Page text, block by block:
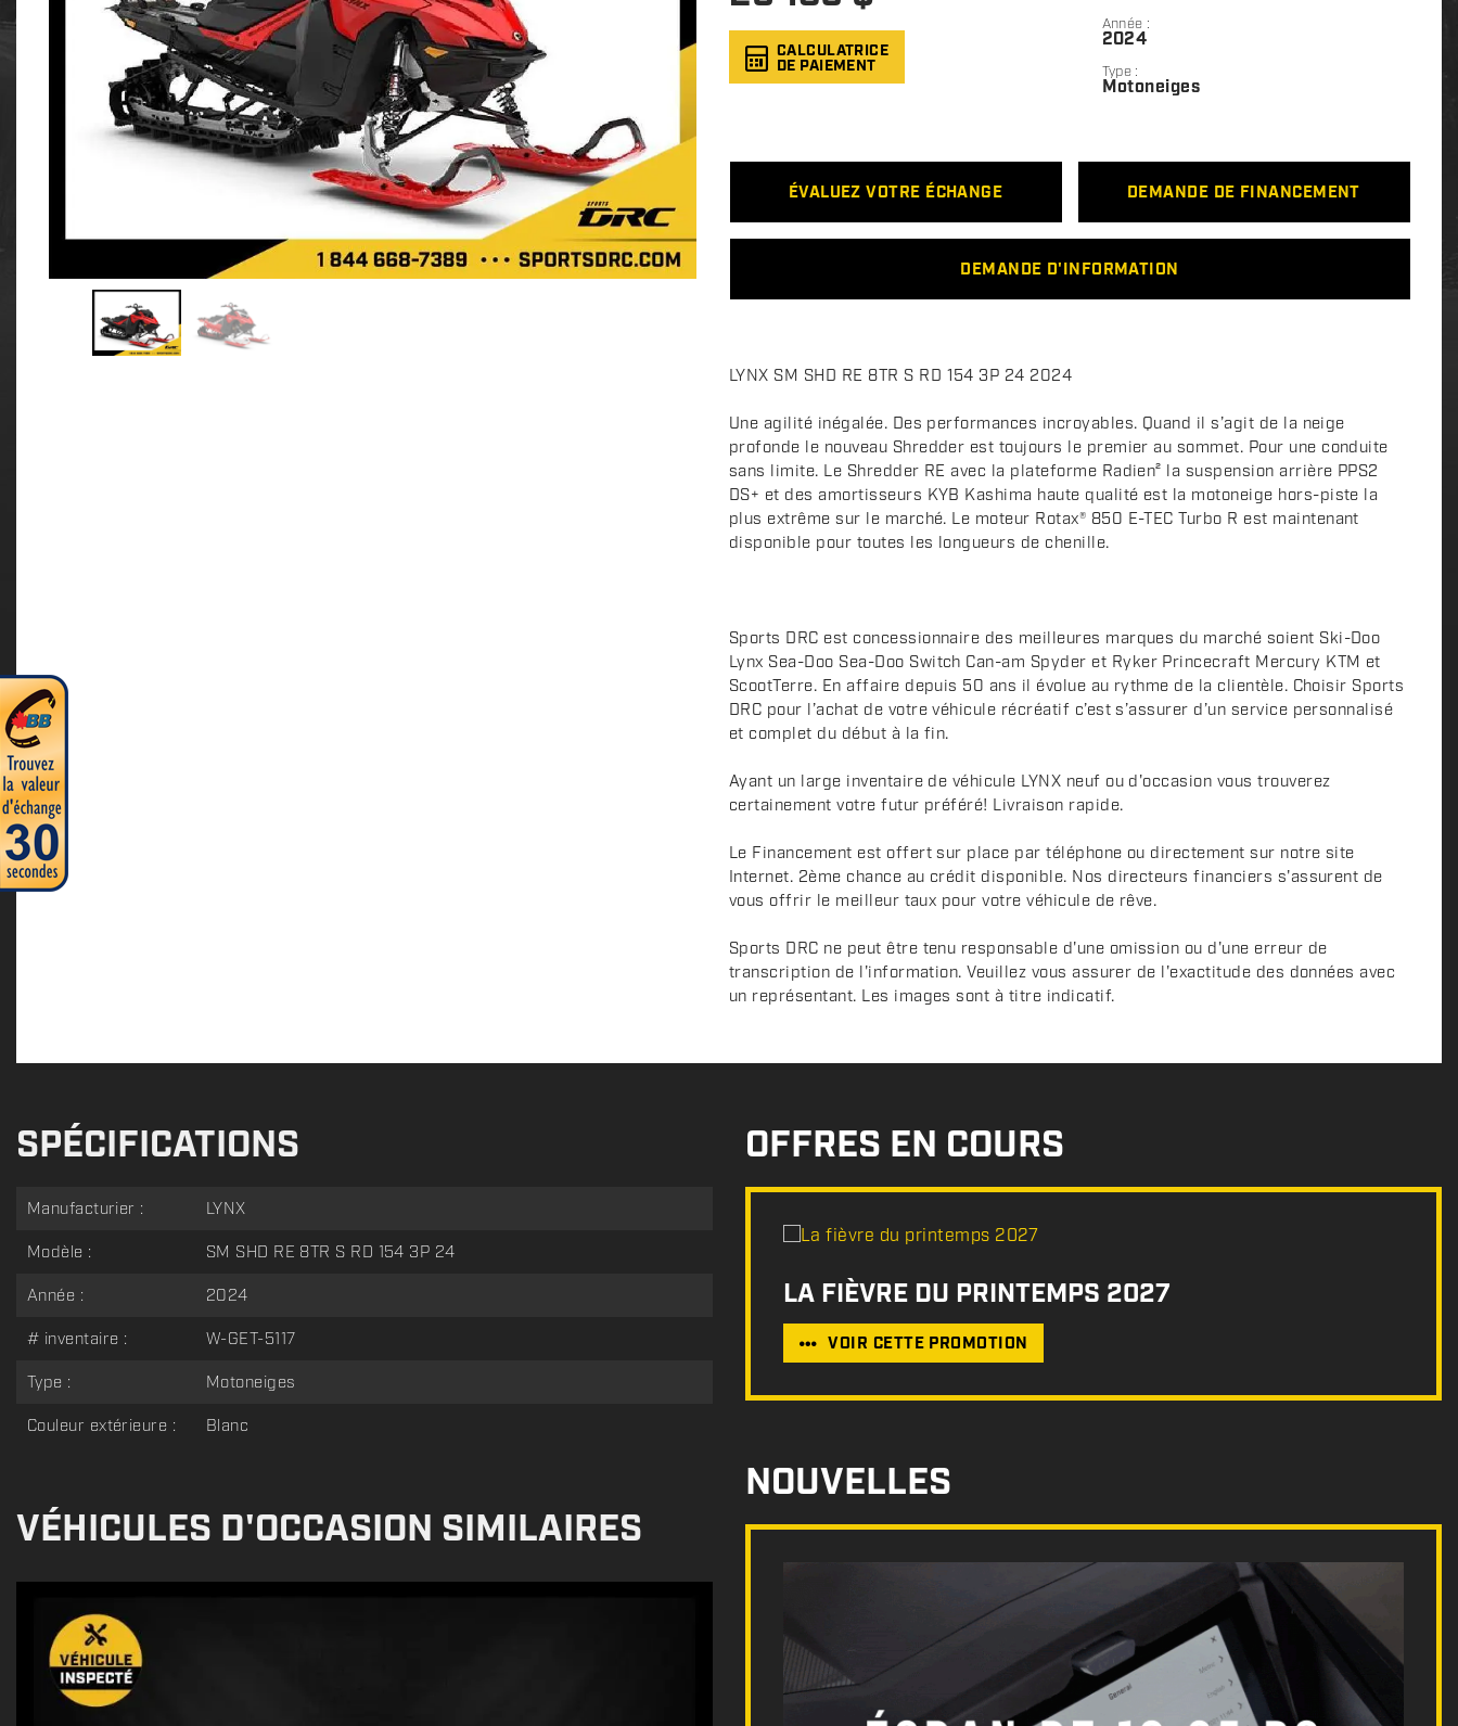
CALCULATRICE
DE PAIEMENT
Année :
2024
Type :
Motoneiges
ÉVALUEZ VOTRE ÉCHANGE DEMANDE DE FINANCEMENT
DEMANDE D'INFORMATION
D
s
c
r
i
p
t
n
LYNX SM SHD RE 8TR S RD 154 3P 24 2024
Une agilité inégalée. Des performances incroyables. Quand il s’agit de la neige
profonde le nouveau Shredder est toujours le premier au sommet. Pour une conduite
sans limite. Le Shredder RE avec la plateforme Radien² la suspension arrière PPS2
DS+ et des amortisseurs KYB Kashima haute qualité est la motoneige hors-piste la
plus extrême sur le marché. Le moteur Rotax® 850 E-TEC Turbo R est maintenant
disponible pour toutes les longueurs de chenille.
Sports DRC est concessionnaire des meilleures marques du marché soient Ski-Doo
Lynx Sea-Doo Sea-Doo Switch Can-am Spyder et Ryker Princecraft Mercury KTM et
ScootTerre. En affaire depuis 50 ans il évolue au rythme de la clientèle. Choisir Sports
DRC pour l’achat de votre véhicule récréatif c’est s’assurer d’un service personnalisé
et complet du début à la fin.
Ayant un large inventaire de véhicule LYNX neuf ou d'occasion vous trouverez
certainement votre futur préféré! Livraison rapide.
Le Financement est offert sur place par téléphone ou directement sur notre site
Internet. 2ème chance au crédit disponible. Nos directeurs financiers s'assurent de
vous offrir le meilleur taux pour votre véhicule de rêve.
Sports DRC ne peut être tenu responsable d'une omission ou d'une erreur de
transcription de l'information. Veuillez vous assurer de l'exactitude des données avec
un représentant. Les images sont à titre indicatif.
SPÉCIFICATIONS
Manufacturier :
LYNX
Modèle :
SM SHD RE 8TR S RD 154 3P 24
Année :
2024
# inventaire :
W-GET-5117
Type :
Motoneiges
Couleur extérieure :
Blanc
VÉHICULES D'OCCASION SIMILAIRES
OFFRES EN COURS
LA FIÈVRE DU PRINTEMPS 2027
VOIR CETTE PROMOTION
NOUVELLES